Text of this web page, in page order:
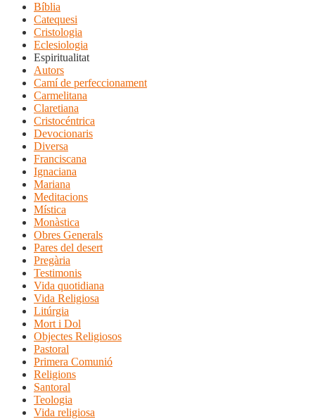
Bíblia
Catequesi
Cristologia
Eclesiologia
Espiritualitat
Autors
Camí de perfeccionament
Carmelitana
Claretiana
Cristocéntrica
Devocionaris
Diversa
Franciscana
Ignaciana
Mariana
Meditacions
Mística
Monàstica
Obres Generals
Pares del desert
Pregària
Testimonis
Vida quotidiana
Vida Religiosa
Litúrgia
Mort i Dol
Objectes Religiosos
Pastoral
Primera Comunió
Religions
Santoral
Teologia
Vida religiosa